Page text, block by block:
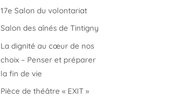
17e Salon du volontariat
Salon des aînés de Tintigny
La dignité au cœur de nos
choix – Penser et préparer
la fin de vie
Pièce de théâtre « EXIT »